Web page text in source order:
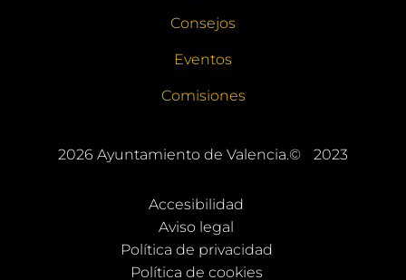
Consejos
Eventos
Comisiones
2026 Ayuntamiento de Valencia.© 2023
Accesibilidad
Aviso legal
Política de privacidad
Política de cookies